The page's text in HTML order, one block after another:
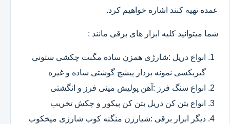
عمده تهیه کنند اشاره خواهیم کرد.
شما میتوانید کلیه ابزار های برقی مانند :
انواع دریل :شارژی همزن ساده مگنت چکشی ستونی
گیربکسی نمونه بردار پیشچ گوشتی ساده و غیره
انواع سنگ فرز :آهن پولیش مینی فرز و انگشتی
انواع بتن کن دریل بتن کن پیکور و چکش تخریب
دیگر ابزار برقی :شیارزن منگنه کوب شارژی میخکوب